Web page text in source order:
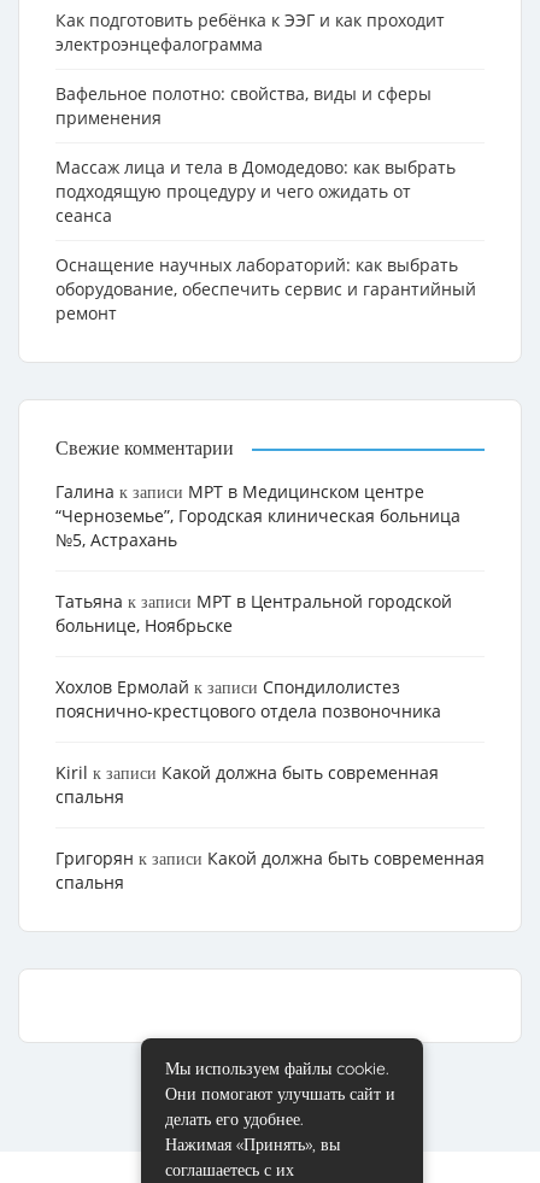
Как подготовить ребёнка к ЭЭГ и как проходит
электроэнцефалограмма
Вафельное полотно: свойства, виды и сферы
применения
Массаж лица и тела в Домодедово: как выбрать
подходящую процедуру и чего ожидать от
сеанса
Оснащение научных лабораторий: как выбрать
оборудование, обеспечить сервис и гарантийный
ремонт
Свежие комментарии
Галина к записи МРТ в Медицинском центре
“Черноземье”, Городская клиническая больница
№5, Астрахань
Татьяна к записи МРТ в Центральной городской
больнице, Ноябрьске
Хохлов Ермолай к записи Cпондилолистез
пояснично-крестцового отдела позвоночника
Kiril к записи Какой должна быть современная
спальня
Григорян к записи Какой должна быть современная
спальня
Мы используем файлы cookie.
Они помогают улучшать сайт и
делать его удобнее.
Нажимая «Принять», вы
соглашаетесь с их